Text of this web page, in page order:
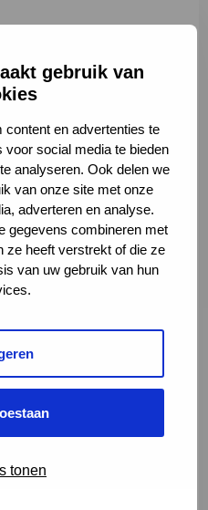
gebruik van
en advertenties te
voor social media te bieden
analyseren. Ook delen we
van onze site met onze
adverteren en analyse.
gegevens combineren met
ze heeft verstrekt of die ze
van uw gebruik van hun
tonen
aan
2
*